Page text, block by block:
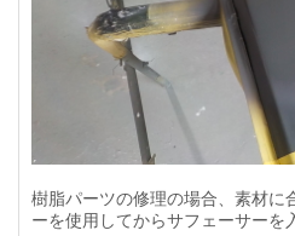
樹脂パーツの修理の場合、素材に
ーを使用してからサフェーサーを